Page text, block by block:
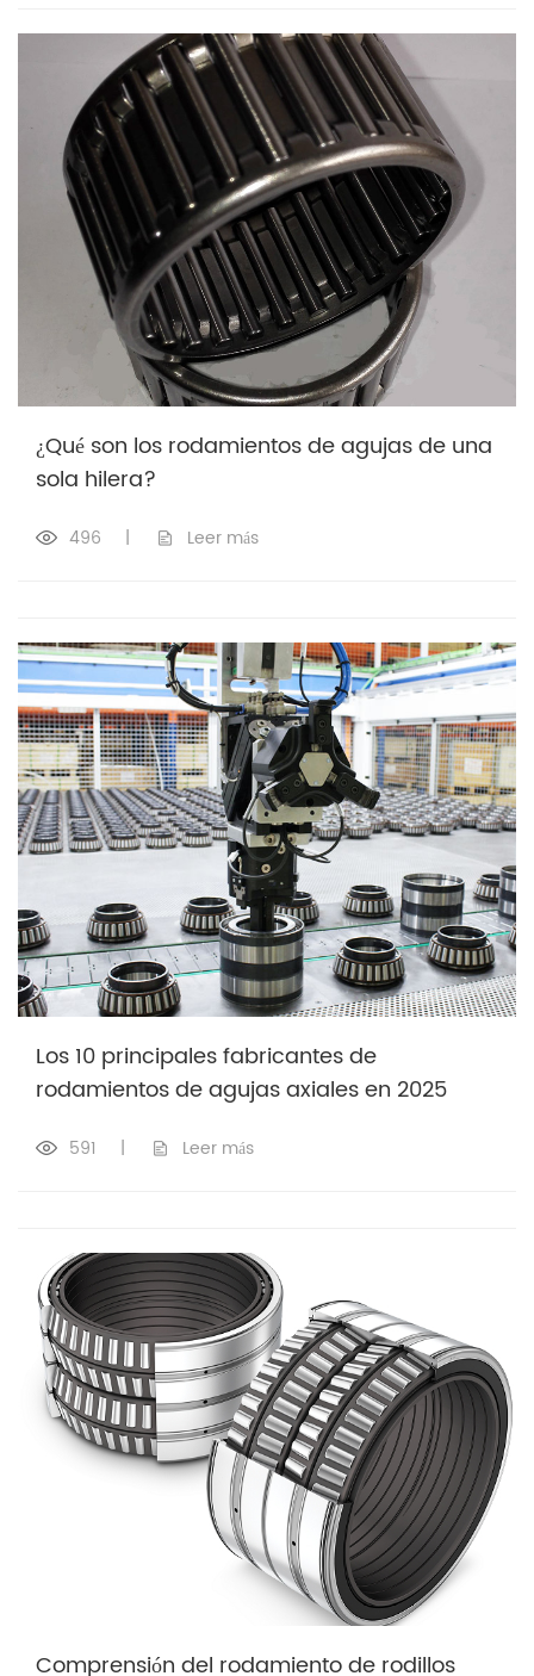
¿Qué son los rodamientos de agujas de una
sola hilera?
496 | Leer más
Los 10 principales fabricantes de
rodamientos de agujas axiales en 2025
591 | Leer más
Comprensión del rodamiento de rodillos